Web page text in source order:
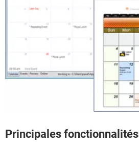
Principales fonctionnalités